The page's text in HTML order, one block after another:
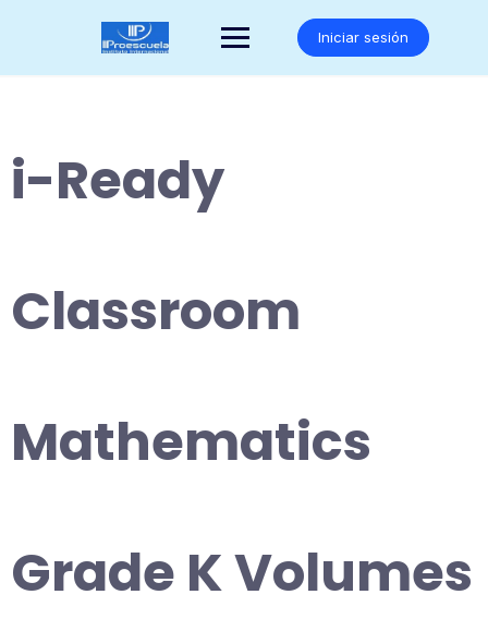
Iniciar sesión
i-Ready
Classroom
Mathematics
Grade K Volumes